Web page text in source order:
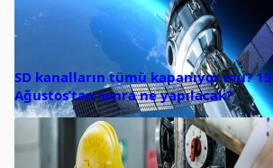
SD kanalların tümü kapanıyor mu? 15
Ağustos’tan sonra ne yapılacak?